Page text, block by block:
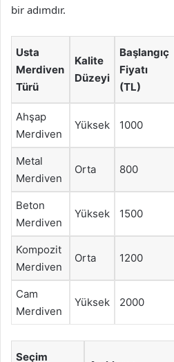
bir adımdır.
Usta
Merdiven
Türü
Kalite
Düzeyi
Başlangıç
Fiyatı
(TL)
Ahşap
Merdiven
Yüksek 1000
Metal
Merdiven
Orta 800
Beton
Merdiven
Yüksek 1500
Kompozit
Merdiven
Orta 1200
Cam
Merdiven
Yüksek 2000
Seçim